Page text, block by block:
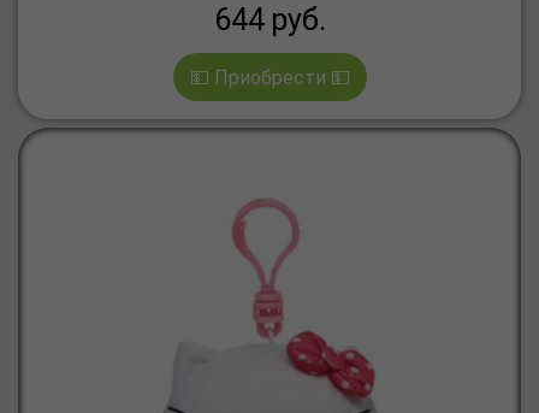
644 руб.
💵 Приобрести 💵